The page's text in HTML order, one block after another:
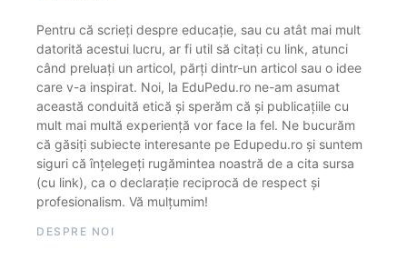
Pentru că scrieți despre educație, sau cu atât mai mult
datorită acestui lucru, ar fi util să citați cu link, atunci
când preluați un articol, părți dintr-un articol sau o idee
care v-a inspirat. Noi, la EduPedu.ro ne-am asumat
această conduită etică și sperăm că și publicațiile cu
mult mai multă experiență vor face la fel. Ne bucurăm
că găsiți subiecte interesante pe Edupedu.ro și suntem
siguri că înțelegeți rugămintea noastră de a cita sursa
(cu link), ca o declarație reciprocă de respect și
profesionalism. Vă mulțumim!
DESPRE NOI